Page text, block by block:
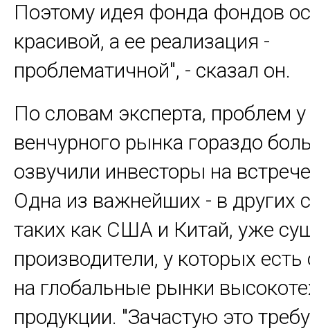
Поэтому идея фонда фондов
красивой, а ее реализация -
проблематичной", - сказал он.
По словам эксперта, проблем
венчурного рынка гораздо
озвучили инвесторы на
Одна из важнейших - в других
таких как США и Китай, уже
производители, у которых
на глобальные рынки
продукции. "Зачастую это